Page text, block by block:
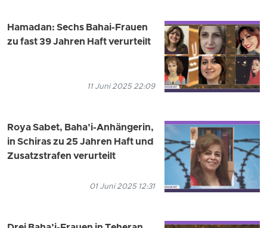
Hamadan: Sechs Bahai-Frauen
zu fast 39 Jahren Haft verurteilt
11 Juni 2025 22:09
Roya Sabet, Baha’i-Anhängerin,
in Schiras zu 25 Jahren Haft und
Zusatzstrafen verurteilt
01 Juni 2025 12:31